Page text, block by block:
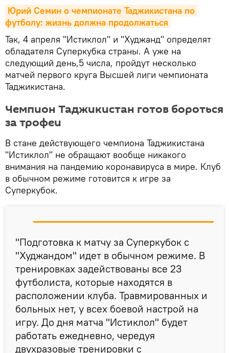
Юрий Семин о чемпионате Таджикистана по
футболу: жизнь должна продолжаться
Так, 4 апреля "Истиклол" и "Худжанд" определят
обладателя Суперкубка страны. А уже на
следующий день,5 числа, пройдут несколько
матчей первого круга Высшей лиги чемпионата
Таджикистана.
Чемпион Таджикистан готов бороться
за трофеи
В стане действующего чемпиона Таджикистана
"Истиклол" не обращают вообще никакого
внимания на пандемию коронавируса в мире. Клуб
в обычном режиме готовится к игре за
Суперкубок.
"Подготовка к матчу за Суперкубок с
"Худжандом" идет в обычном режиме. В
тренировках задействованы все 23
футболиста, которые находятся в
расположении клуба. Травмированных и
больных нет, у всех боевой настрой на
игру. До дня матча "Истиклол" будет
работать ежедневно, чередуя
двухразовые тренировки с